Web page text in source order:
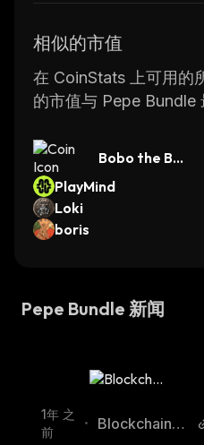
相似的市值
在 CoinStats 上可用的
的市值与 Pepe Bundle
Bobo the Be
ar
PlayMind
Loki
boris
Pepe Bundle 新闻
1年 之
前
•
BlockchainRe